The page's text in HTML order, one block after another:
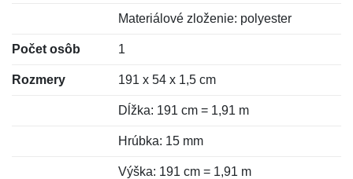
Materiálové zloženie: polyester
Počet osôb 1
Rozmery 191 x 54 x 1,5 cm
Dĺžka: 191 cm = 1,91 m
Hrúbka: 15 mm
Výška: 191 cm = 1,91 m